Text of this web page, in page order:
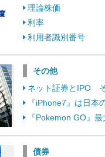
理論株価
利率
利用者識別番号
その他
ネット証券とIPO
『iPhone7』は日
『Pokemon GO』
債券